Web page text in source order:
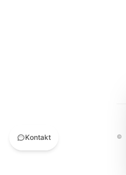
©
Kontakt